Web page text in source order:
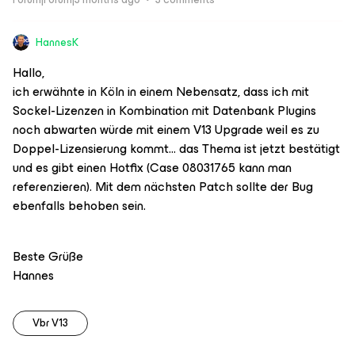
HannesK
Hallo,
ich erwähnte in Köln in einem Nebensatz, dass ich mit
Sockel-Lizenzen in Kombination mit Datenbank Plugins
noch abwarten würde mit einem V13 Upgrade weil es zu
Doppel-Lizensierung kommt… das Thema ist jetzt bestätigt
und es gibt einen Hotfix (Case 08031765 kann man
referenzieren). Mit dem nächsten Patch sollte der Bug
ebenfalls behoben sein.
Beste Grüße
Hannes
Vbr V13